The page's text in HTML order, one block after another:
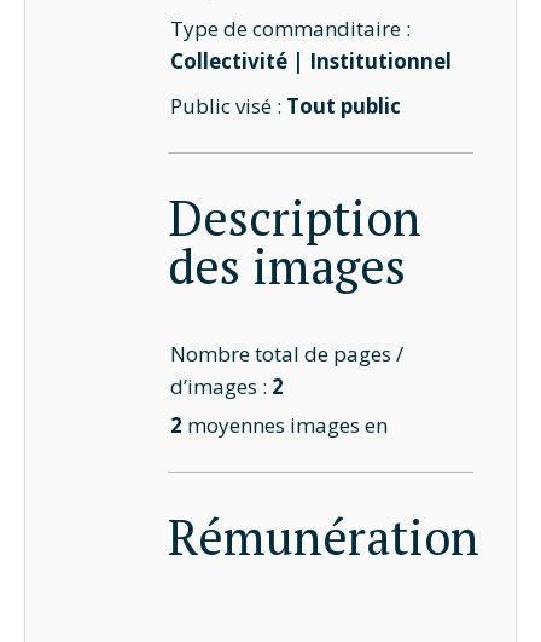
Type de commanditaire :
Collectivité | Institutionnel
Public visé : Tout public
Description
des images
Nombre total de pages /
d’images : 2
2 moyennes images en
Rémunération